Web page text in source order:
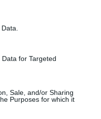
for Targeted
Sale, and/or Sharing
Purposes for which it
dos